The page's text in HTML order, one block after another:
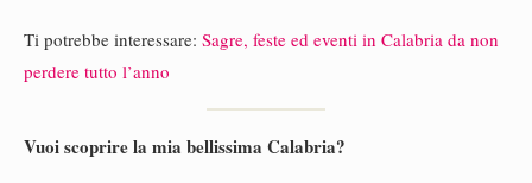
Ti potrebbe interessare: Sagre, feste ed eventi in Calabria da non
perdere tutto l’anno
Vuoi scoprire la mia bellissima Calabria?